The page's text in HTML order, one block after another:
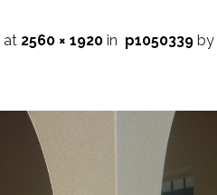
at 2560 × 1920in p1050339by